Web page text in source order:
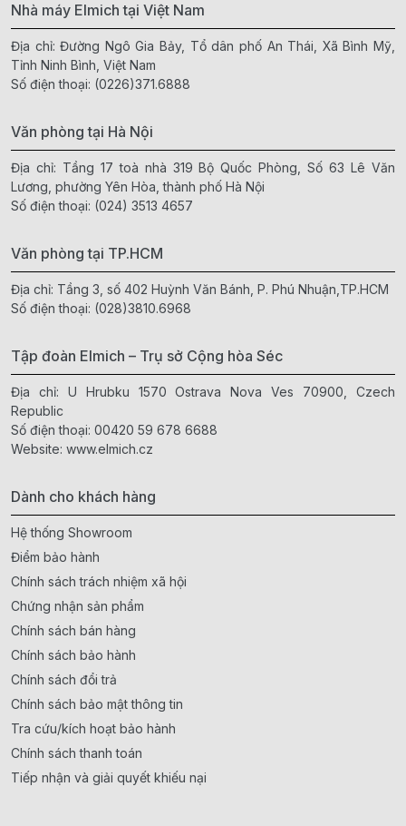
Nhà máy Elmich tại Việt Nam
Địa chỉ: Đường Ngô Gia Bảy, Tổ dân phố An Thái, Xã Bình Mỹ,
Tỉnh Ninh Bình, Việt Nam
Số điện thoại: (0226)371.6888
Văn phòng tại Hà Nội
Địa chỉ: Tầng 17 toà nhà 319 Bộ Quốc Phòng, Số 63 Lê Văn
Lương, phường Yên Hòa, thành phố Hà Nội
Số điện thoại: (024) 3513 4657
Văn phòng tại TP.HCM
Địa chỉ: Tầng 3, số 402 Huỳnh Văn Bánh, P. Phú Nhuận,TP.HCM
Số điện thoại: (028)3810.6968
Tập đoàn Elmich – Trụ sở Cộng hòa Séc
Địa chỉ: U Hrubku 1570 Ostrava Nova Ves 70900, Czech
Republic
Số điện thoại: 00420 59 678 6688
Website: www.elmich.cz
Dành cho khách hàng
Hệ thống Showroom
Điểm bảo hành
Chính sách trách nhiệm xã hội
Chứng nhận sản phẩm
Chính sách bán hàng
Chính sách bảo hành
Chính sách đổi trả
Chính sách bảo mật thông tin
Tra cứu/kích hoạt bảo hành
Chính sách thanh toán
Tiếp nhận và giải quyết khiếu nại